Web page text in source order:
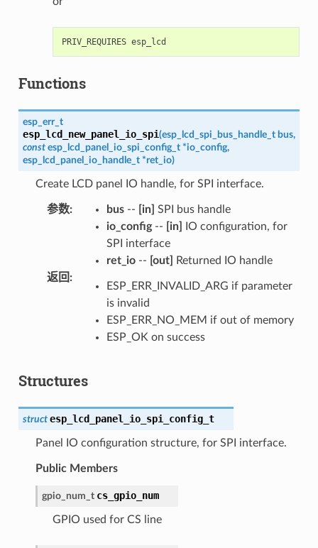
Functions
esp_err_t
esp_lcd_new_panel_io_spi(esp_lcd_spi_bus_handle_t bus,
const esp_lcd_panel_io_spi_config_t *io_config,
esp_lcd_panel_io_handle_t *ret_io)
Create LCD panel IO handle, for SPI interface.
参数: bus-- [in] SPI bus handle
io_config-- [in]
IO configuration, for
SPI interface
ret_io-- [out]
Returned IO handle
返回 :
ESP_ERR_INVALID_ARG if parameter
is invalid
ESP_ERR_NO_MEM if out of memory
ESP_OK on success
Structures
struct esp_lcd_panel_io_spi_config_t
Panel IO configuration structure, for SPI interface.
Public Members
gpio_num_t cs_gpio_num
GPIO used for CS line